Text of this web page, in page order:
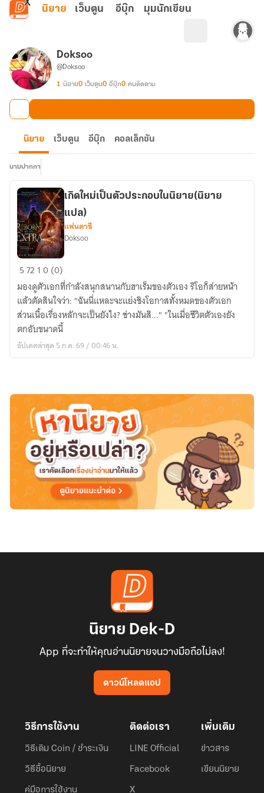
ข้ามไปยังเนื้อหาหลัก
นิยาย เว็บตูน อีบุ๊ก มุมนักเขียน
Doksoo
@Doksoo
1 นิยาย0 เว็บตูน0 อีบุ๊ก0 คนติดตาม
นิยาย เว็บตูน อีบุ๊ก คอลเล็กชัน
นามปากกา
เกิด
เป็น
ตัวประกอบ
ใน
นิยาย(นิยาย
แปล)
เกิดใหม่เป็นตัวประกอบในนิยาย(นิยาย
แปล)
แฟนตาซี
Doksoo
572 10 (0)
มองดูตัวเอกที่กำลังสนุกสนานกับฮาเร็มของตัวเอง ริโอก็ส่ายหน้า
แล้วตัดสินใจว่า: "ฉันนี่แหละจะแย่งชิงโอกาสทั้งหมดของตัวเอก
ส่วนเนื้อเรื่องหลักจะเป็นยังไง? ช่างมันสิ..." "ในเมื่อชีวิตตัวเองยัง
ตกอับขนาดนี้
อัปเดตล่าสุด 5 ก.ค. 69 / 00:46 น.
นิยาย Dek-D
App ที่จะทำให้คุณอ่านนิยายจนวางมือถือไม่ลง!
ดาวน์โหลดแอป
วิธีการใช้งาน
วิธีเติม Coin / ชำระเงิน
วิธีซื้อนิยาย
คู่มือการใช้งาน
ติดต่อเรา
LINE Official
Facebook
X
เพิ่มเติม
ข่าวสาร
เขียนนิยาย